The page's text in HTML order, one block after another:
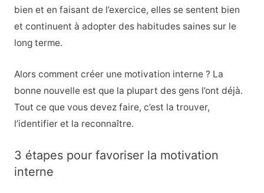
bien et en faisant de l’exercice, elles se sentent bien
et continuent à adopter des habitudes saines sur le
long terme.
Alors comment créer une motivation interne ? La
bonne nouvelle est que la plupart des gens l’ont déjà.
Tout ce que vous devez faire, c’est la trouver,
l’identifier et la reconnaître.
3 étapes pour favoriser la motivation
interne